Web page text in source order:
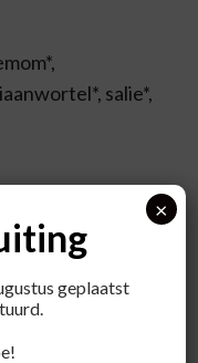
salie*,
en laat 5-
sterkere smaak.
geplaatst
×